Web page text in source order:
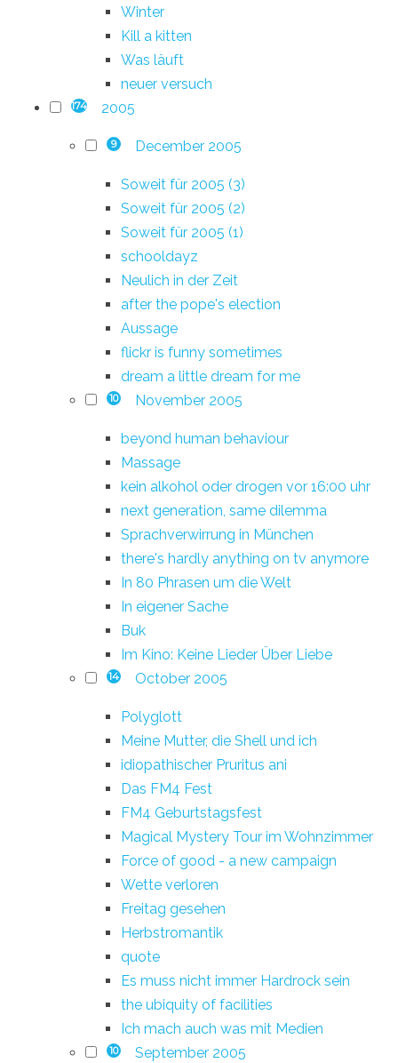
Winter
Kill a kitten
Was läuft
neuer versuch
174 2005
9 December 2005
Soweit für 2005 (3)
Soweit für 2005 (2)
Soweit für 2005 (1)
schooldayz
Neulich in der Zeit
after the pope's election
Aussage
flickr is funny sometimes
dream a little dream for me
10 November 2005
beyond human behaviour
Massage
kein alkohol oder drogen vor 16:00 uhr
next generation, same dilemma
Sprachverwirrung in München
there's hardly anything on tv anymore
In 80 Phrasen um die Welt
In eigener Sache
Buk
Im Kino: Keine Lieder Über Liebe
14 October 2005
Polyglott
Meine Mutter, die Shell und ich
idiopathischer Pruritus ani
Das FM4 Fest
FM4 Geburtstagsfest
Magical Mystery Tour im Wohnzimmer
Force of good - a new campaign
Wette verloren
Freitag gesehen
Herbstromantik
quote
Es muss nicht immer Hardrock sein
the ubiquity of facilities
Ich mach auch was mit Medien
10 September 2005